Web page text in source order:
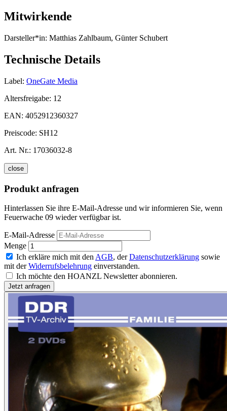
Mitwirkende
Darsteller*in: Matthias Zahlbaum, Günter Schubert
Technische Details
Label: OneGate Media
Altersfreigabe: 12
EAN: 4052912360327
Preiscode: SH12
Art. Nr.: 17036032-8
close
Produkt anfragen
Hinterlassen Sie ihre E-Mail-Adresse und wir informieren Sie, wenn
Feuerwache 09 wieder verfügbar ist.
E-Mail-Adresse
Menge
Ich erkläre mich mit den AGB, derDatenschutzerklärung sowie
mit derWiderrufsbelehrung einverstanden.
Ich möchte den HOANZL Newsletter abonnieren.